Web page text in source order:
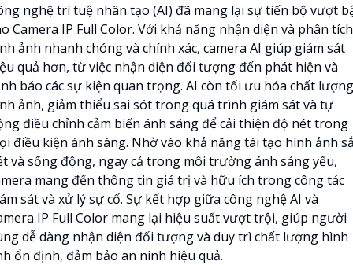
nghệ trí tuệ nhân tạo (AI) đã mang lại sự tiến bộ vượt
Camera IP Full Color. Với khả năng nhận diện và phân tích
ảnh nhanh chóng và chính xác, camera AI giúp giám sát
quả hơn, từ việc nhận diện đối tượng đến phát hiện và
báo các sự kiện quan trọng. AI còn tối ưu hóa chất lượng
ảnh, giảm thiểu sai sót trong quá trình giám sát và tự
điều chỉnh cảm biến ánh sáng để cải thiện độ nét trong
điều kiện ánh sáng. Nhờ vào khả năng tái tạo hình ảnh
và sống động, ngay cả trong môi trường ánh sáng yếu,
mang đến thông tin giá trị và hữu ích trong công tác
sát và xử lý sự cố. Sự kết hợp giữa công nghệ AI và
IP Full Color mang lại hiệu suất vượt trội, giúp người
dễ dàng nhận diện đối tượng và duy trì chất lượng hình
ổn định, đảm bảo an ninh hiệu quả.